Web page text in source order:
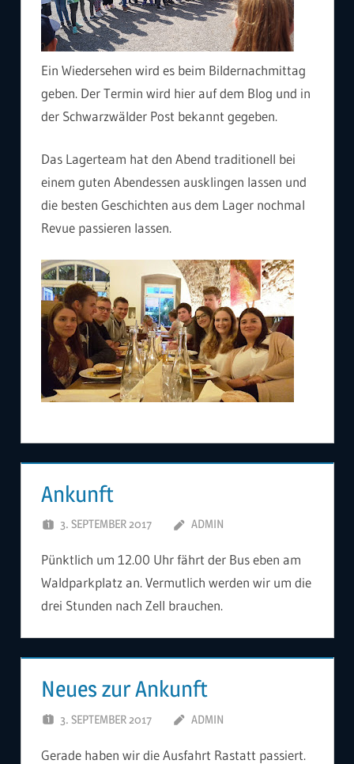
Ein Wiedersehen wird es beim Bildernachmittag
geben. Der Termin wird hier auf dem Blog und in
der Schwarzwälder Post bekannt gegeben.
Das Lagerteam hat den Abend traditionell bei
einem guten Abendessen ausklingen lassen und
die besten Geschichten aus dem Lager nochmal
Revue passieren lassen.
Ankunft
3. SEPTEMBER 2017 ADMIN
Pünktlich um 12.00 Uhr fährt der Bus eben am
Waldparkplatz an. Vermutlich werden wir um die
drei Stunden nach Zell brauchen.
Neues zur Ankunft
3. SEPTEMBER 2017 ADMIN
Gerade haben wir die Ausfahrt Rastatt passiert.